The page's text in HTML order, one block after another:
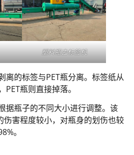
塑料瓶去标签机
离的标签与PET瓶分离。标签纸从
瓶则直接掉落。
据瓶子的不同大小进行调整。该
伤害程度较小，对瓶身的划伤也较
。